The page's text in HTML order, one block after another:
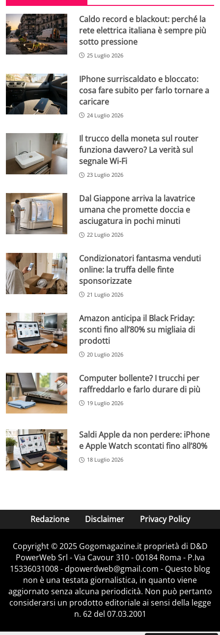
Caldo record e blackout: perché la
rete elettrica italiana è sempre più
sotto pressione
25 Luglio 2026
IPhone surriscaldato e bloccato:
cosa fare subito per farlo tornare a
caricare
24 Luglio 2026
Il trucco della moneta sul router
funziona davvero? La verità sul
segnale Wi-Fi
23 Luglio 2026
Dal Giappone arriva la lavatrice
umana che promette doccia e
asciugatura in pochi minuti
22 Luglio 2026
Condizionatori fantasma venduti
online: la truffa delle finte
sponsorizzate
21 Luglio 2026
Amazon anticipa il Black Friday:
sconti fino all’80% su migliaia di
prodotti
20 Luglio 2026
Computer bollente? I trucchi per
raffreddarlo e farlo durare di più
19 Luglio 2026
Saldi Apple da non perdere: iPhone
e Apple Watch scontati fino all’80%
18 Luglio 2026
Redazione Disclaimer Privacy Policy
Copyright © 2025 Gogomagazine.it proprietà di D&D
PowerWeb Srl - Via Cavour 310 - 00184 Roma - P.Iva
15336031008 - dpowerdweb@gmail.com - Questo blog
non è una testata giornalistica, in quanto viene
aggiornato senza alcuna periodicità. Non può pertanto
considerarsi un prodotto editoriale ai sensi della legge
n. 62 del 07.03.2001